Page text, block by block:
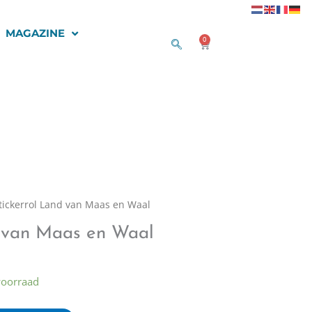
MAGAZINE 0
Winkelwagen
Land van Maas en Waal
Maas en Waal